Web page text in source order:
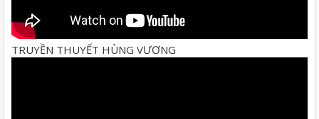
TRUYỀN THUYẾT HÙNG VƯƠNG